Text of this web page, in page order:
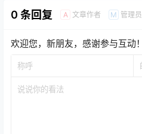
0 条回复 A 文章作者 M 管理员
欢迎您，新朋友，感谢参与互动！